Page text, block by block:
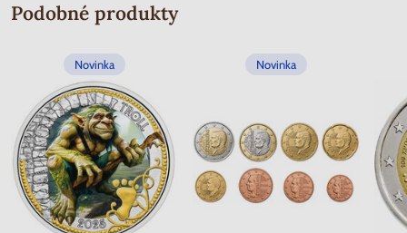
Podobné produkty
Novinka Novinka